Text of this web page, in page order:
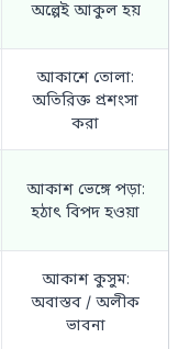
অল্পেই আকুল হয়
আকাশে তোলা:
অতিরিক্ত প্রশংসা
করা
আকাশ ভেঙ্গে পড়া:
হঠাৎ বিপদ হওয়া
আকাশ কুসুম:
অবাস্তব / অলীক
ভাবনা